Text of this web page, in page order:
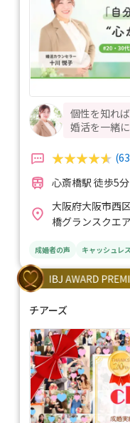
個性を知れ
婚活を一緒に
心斎橋駅 徒歩5分
大阪府大阪市西
橋グランスクエ
成婚者の声 キャッシュレス
チアーズ